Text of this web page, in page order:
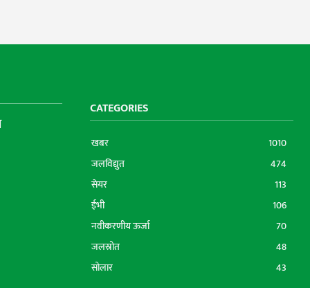
CATEGORIES
खबर
1010
जलविद्युत
474
सेयर
113
ईभी
106
नवीकरणीय ऊर्जा
70
जलस्रोत
48
सोलार
43